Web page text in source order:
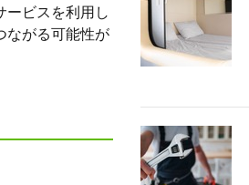
ービスを利用し
ながる可能性が